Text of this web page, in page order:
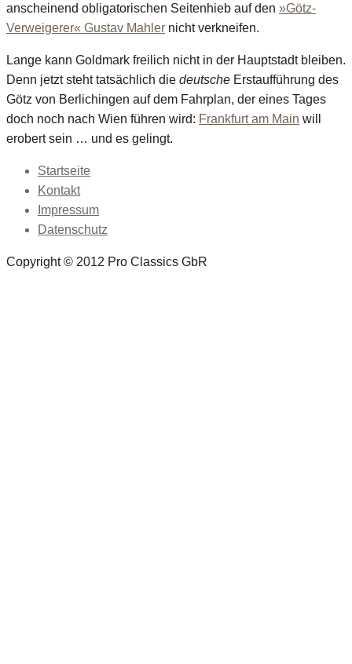
anscheinend obligatorischen Seitenhieb auf den »Götz-
Verweigerer« Gustav Mahler nicht verkneifen.
Lange kann Goldmark freilich nicht in der Hauptstadt bleiben.
Denn jetzt steht tatsächlich die deutsche Erstaufführung des
Götz von Berlichingen auf dem Fahrplan, der eines Tages
doch noch nach Wien führen wird: Frankfurt am Main will
erobert sein … und es gelingt.
Startseite
Kontakt
Impressum
Datenschutz
Copyright © 2012 Pro Classics GbR